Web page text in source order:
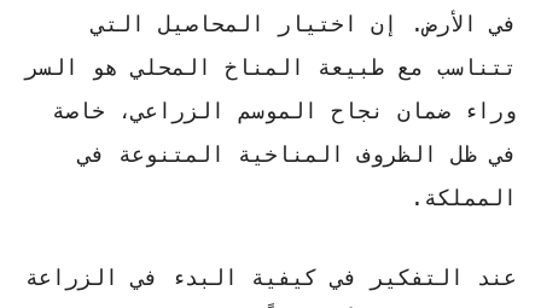
في الأرض.
إن اختيار المحاصيل التي
تتناسب مع طبيعة المناخ المحليهو السر
وراء ضمان نجاح الموسم الزراعي، خاصة
في ظل الظروف المناخية المتنوعة في
المملكة.
عند التفكير في كيفية البدء في الزراعة